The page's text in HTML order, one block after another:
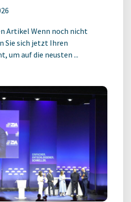
Artikel Wenn noch nicht
Sie sich jetzt Ihren
um auf die neusten ...